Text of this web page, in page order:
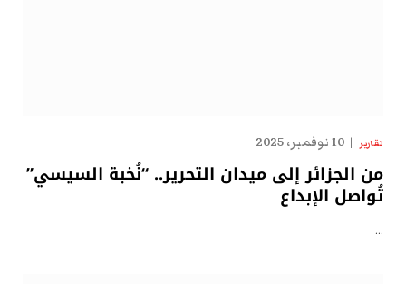
تقارير 10 نوفمبر، 2025
من الجزائر إلى ميدان التحرير.. “نُخبة السيسي”
تُواصل الإبداع
…